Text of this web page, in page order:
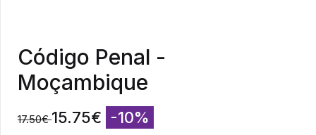
Código Penal -
Moçambique
17.50€ 15.75€ -10%